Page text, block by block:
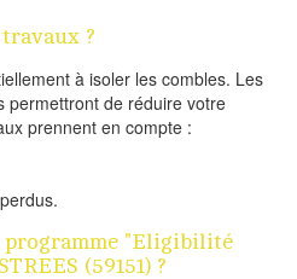
?
à isoler les combles. Les
permettront de réduire votre
prennent en compte :
"Eligibilité
(59151) ?